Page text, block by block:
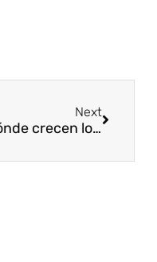
Next
¿Dónde crecen los boletus?